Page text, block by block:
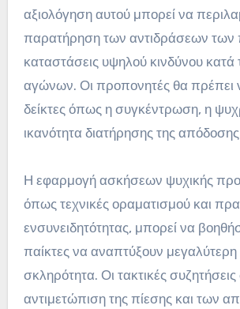
αξιολόγηση αυτού μπορεί να
παρατήρηση των αντιδράσεων των
καταστάσεις υψηλού κινδύνου κατά
αγώνων. Οι προπονητές θα πρέπει
δείκτες όπως η συγκέντρωση, η
ικανότητα διατήρησης της
Η εφαρμογή ασκήσεων ψυχικής
όπως τεχνικές οραματισμού και
ενσυνειδητότητας, μπορεί να
παίκτες να αναπτύξουν μεγαλύτερη
σκληρότητα. Οι τακτικές συζητήσεις
αντιμετώπιση της πίεσης και των